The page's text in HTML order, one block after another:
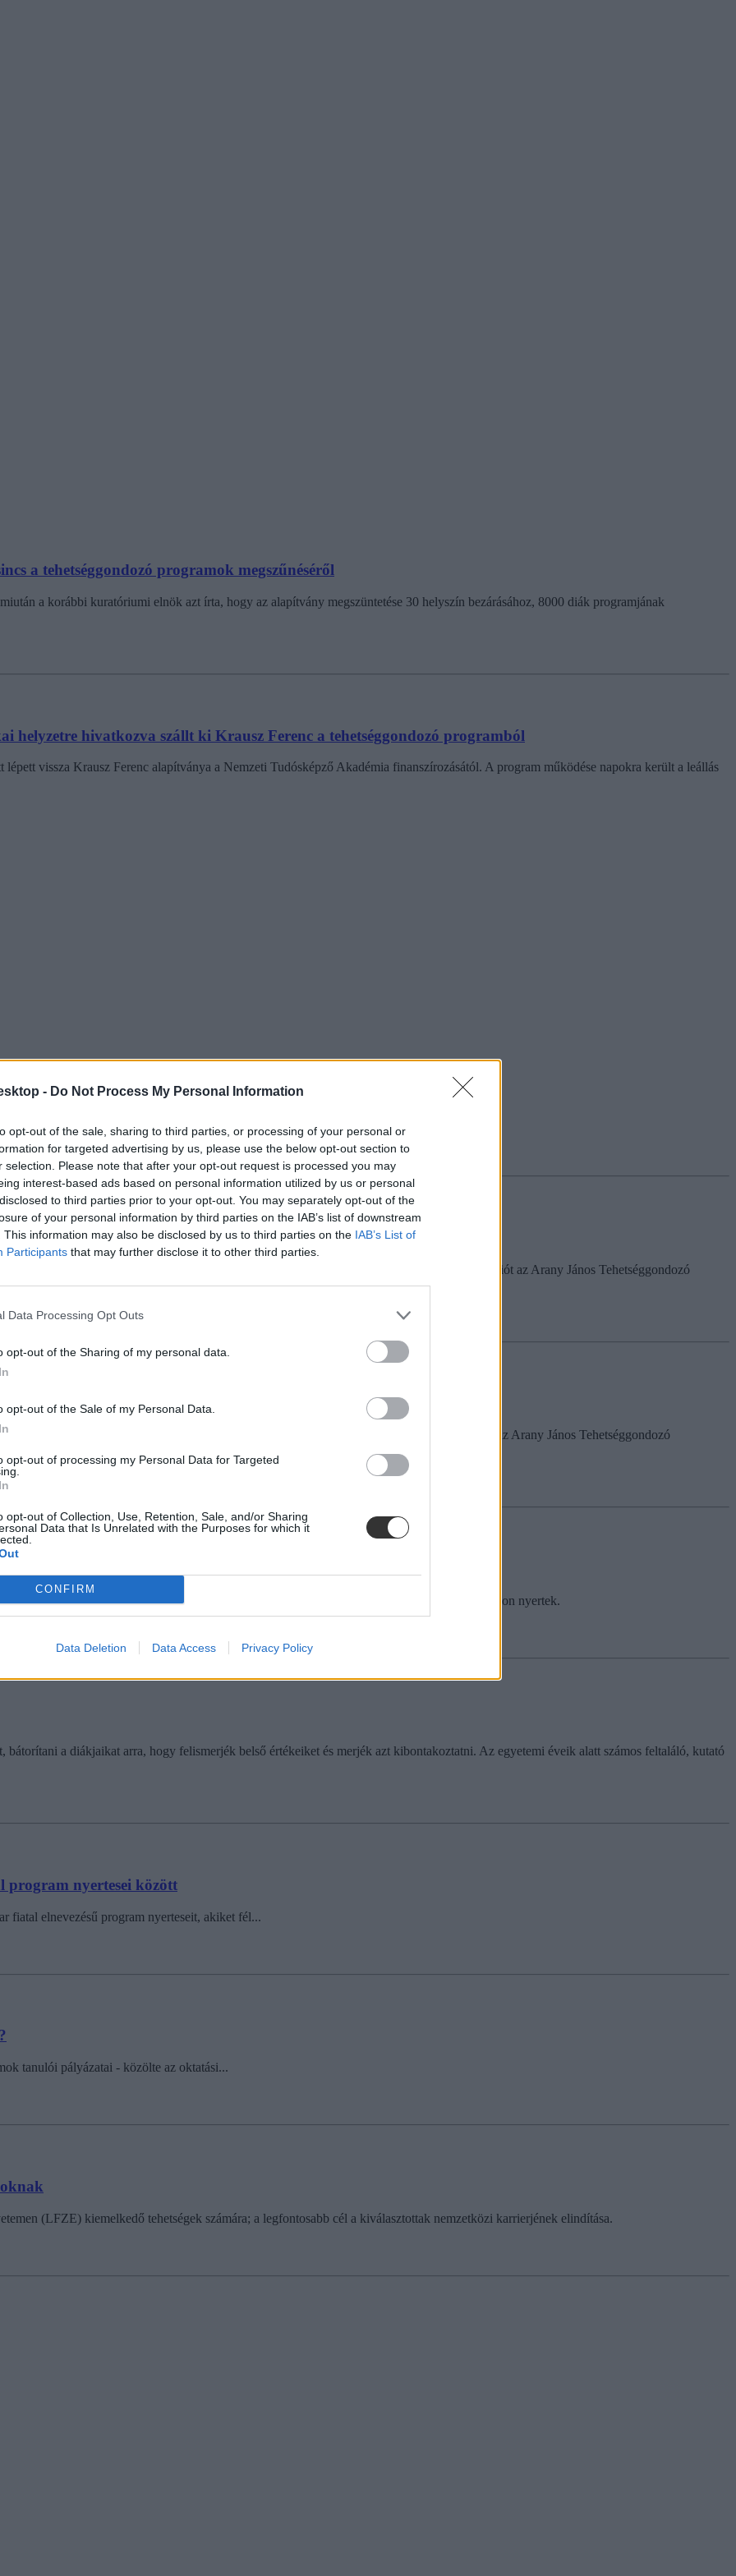
- Do Not Process My Personal Information
opt-out of the sale, sharing to third parties, or processing of your personal or
for targeted advertising by us, please use the below opt-out section to
selection. Please note that after your opt-out request is processed you may
interest-based ads based on personal information utilized by us or personal
to third parties prior to your opt-out. You may separately opt-out of the
of your personal information by third parties on the IAB’s list of downstream
This information may also be disclosed by us to third parties on the IAB’s List of
Participants that may further disclose it to other third parties.
Data Processing Opt Outs
opt-out of the Sharing of my personal data.
opt-out of the Sale of my Personal Data.
opt-out of processing my Personal Data for Targeted
opt-out of Collection, Use, Retention, Sale, and/or Sharing
Data that Is Unrelated with the Purposes for which it
CONFIRM
Data Deletion Data Access Privacy Policy
a tehetséggondozó programok megszűnéséről
a korábbi kuratóriumi elnök azt írta, hogy az alapítvány megszüntetése 30 helyszín bezárásához, 8000 diák programjának
helyzetre hivatkozva szállt ki Krausz Ferenc a tehetséggondozó programból
vissza Krausz Ferenc alapítványa a Nemzeti Tudósképző Akadémia finanszírozásától. A program működése napokra került a leállás
Tehetséggondozó Programról
később szeretnének a felsőoktatásban tanulni? Most összegyűjtöttünk minden fontos információt az Arany János Tehetséggondozó
érdemes tudni
akik szeretnének részt venni később a felsőoktatásban? Összegyűjtöttünk mindent, amit az Arany János Tehetséggondozó
a kormányközeli Új Nemzedék Központ
megkérdőjelezhetően gazdálkodó kormányközeli intézet ellen. Most újabb pályázatokon nyertek.
a diákjaikat arra, hogy felismerjék belső értékeiket és merjék azt kibontakoztatni. Az egyetemi éveik alatt számos feltaláló, kutató
program nyertesei között
fiatal elnevezésű program nyerteseit, akiket fél...
tanulói pályázatai - közölte az oktatási...
(LFZE) kiemelkedő tehetségek számára; a legfontosabb cél a kiválasztottak nemzetközi karrierjének elindítása.